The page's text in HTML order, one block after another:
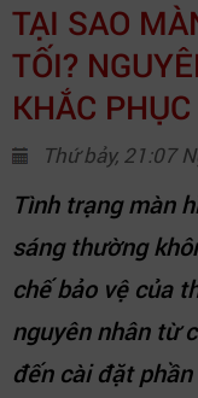
TẠI SAO
TỐI?
KHẮC
Thứ bảy, 21:07
Tình trạng màn
sáng thường
chế bảo vệ của
nguyên nhân từ
đến cài đặt